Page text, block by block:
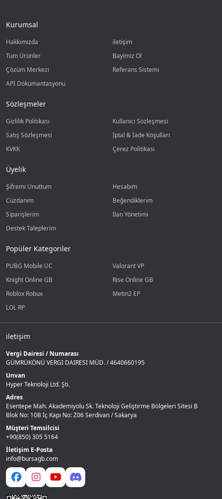
Kurumsal
Hakkımızda
iletişim
Tüm Ürünler
Bayimiz Ol
Çözüm Merkezi
Referans Sistemi
API Dökümantasyonu
Sözleşmeler
Gizlilik Politikası
Kullanıcı Sözleşmesi
Satış Sözleşmesi
İptal & İade Koşulları
KVKK
Çerez Politikası
Üyelik
Şifremi Unuttum
Hesabım
Cüzdanım
Beğendiklerim
Siparişlerim
İlan Yönetimi
Destek Taleplerim
Popüler Kategoriler
PUBG Mobile UC
Valorant VP
Knight Online GB
Rise Online GB
Roblox Robux
Metin2 EP
LOL RP
iletişim
Vergi Dairesi / Numarası
GÜMRÜKÖNÜ VERGI DAIRESI MÜD. / 4640660195
Unvan
Hyper Teknoloji Ltd. Şti.
Adres
Esentepe Mah. Akademiyolu Sk. Teknoloji Geliştirme Bölgeleri Sitesi B
Blok No: 10B İç Kapı No: Z06 Serdivan / Sakarya
Müşteri Temsilcisi
+90(850) 305 5164
İletişim E-Posta
info@bursagb.com